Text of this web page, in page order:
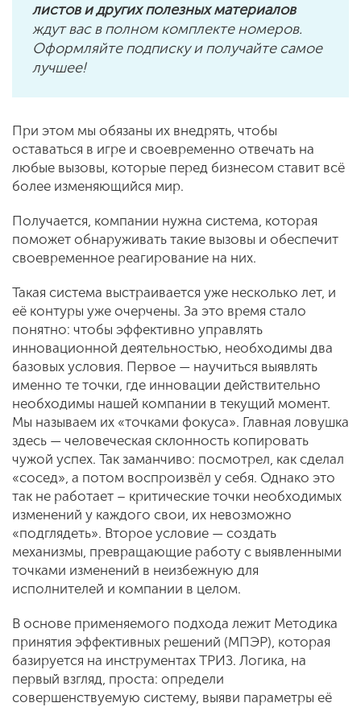
листов и других полезных материалов
ждут вас в полном комплекте номеров.
Оформляйте подписку и получайте самое
лучшее!
При этом мы обязаны их внедрять, чтобы
оставаться в игре и своевременно отвечать на
любые вызовы, которые перед бизнесом ставит всё
более изменяющийся мир.
Получается, компании нужна система, которая
поможет обнаруживать такие вызовы и обеспечит
своевременное реагирование на них.
Такая система выстраивается уже несколько лет, и
её контуры уже очерчены. За это время стало
понятно: чтобы эффективно управлять
инновационной деятельностью, необходимы два
базовых условия. Первое — научиться выявлять
именно те точки, где инновации действительно
необходимы нашей компании в текущий момент.
Мы называем их «точками фокуса». Главная ловушка
здесь — человеческая склонность копировать
чужой успех. Так заманчиво: посмотрел, как сделал
«сосед», а потом воспроизвёл у себя. Однако это
так не работает – критические точки необходимых
изменений у каждого свои, их невозможно
«подглядеть». Второе условие — создать
механизмы, превращающие работу с выявленными
точками изменений в неизбежную для
исполнителей и компании в целом.
В основе применяемого подхода лежит Методика
принятия эффективных решений (МПЭР), которая
базируется на инструментах ТРИЗ. Логика, на
первый взгляд, проста: определи
совершенствуемую систему, выяви параметры её